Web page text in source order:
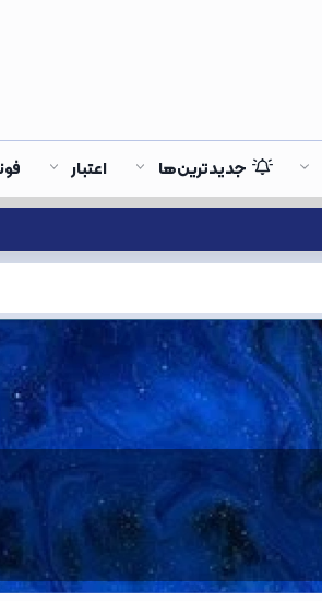
جدیدترین‌ها اعتبار